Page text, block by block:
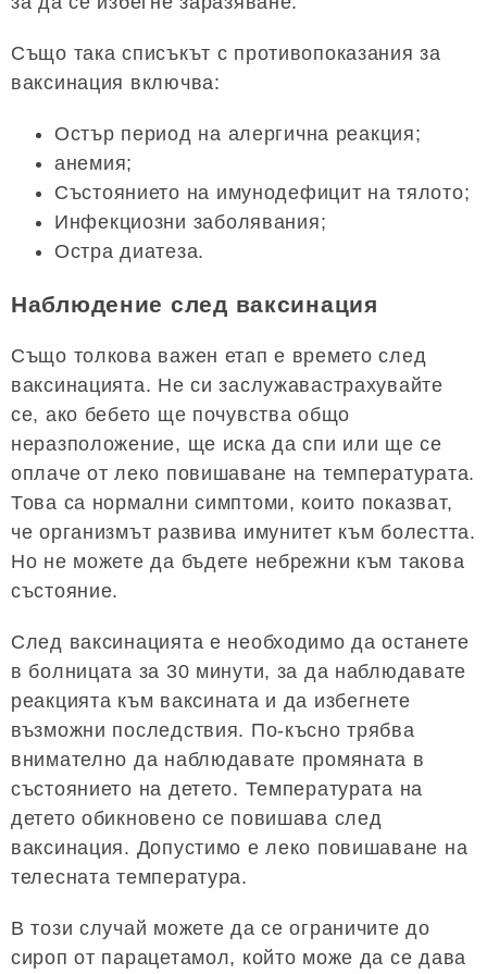
Също така списъкът с противопоказания за
ваксинация включва:
Остър период на алергична реакция;
анемия;
Състоянието на имунодефицит на тялото;
Инфекциозни заболявания;
Остра диатеза.
Наблюдение след ваксинация
Също толкова важен етап е времето след
ваксинацията. Не си заслужавастрахувайте
се, ако бебето ще почувства общо
неразположение, ще иска да спи или ще се
оплаче от леко повишаване на температурата.
Това са нормални симптоми, които показват,
че организмът развива имунитет към болестта.
Но не можете да бъдете небрежни към такова
състояние.
След ваксинацията е необходимо да останете
в болницата за 30 минути, за да наблюдавате
реакцията към ваксината и да избегнете
възможни последствия. По-късно трябва
внимателно да наблюдавате промяната в
състоянието на детето. Температурата на
детето обикновено се повишава след
ваксинация. Допустимо е леко повишаване на
телесната температура.
В този случай можете да се ограничите до
сироп от парацетамол, който може да се дава